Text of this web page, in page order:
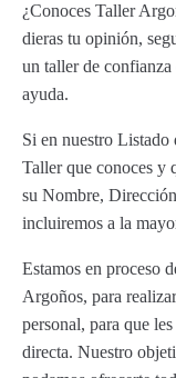
¿Conoces Taller
dieras tu opinión,
un taller de
ayuda.
Si en nuestro Listado
Taller que conoces y
su Nombre,
incluiremos a la
Estamos en proceso
Argoños, para
personal, para que
directa. Nuestro